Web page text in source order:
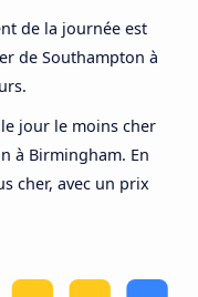
de la journée est
de Southampton à
jour le moins cher
à Birmingham. En
cher, avec un prix